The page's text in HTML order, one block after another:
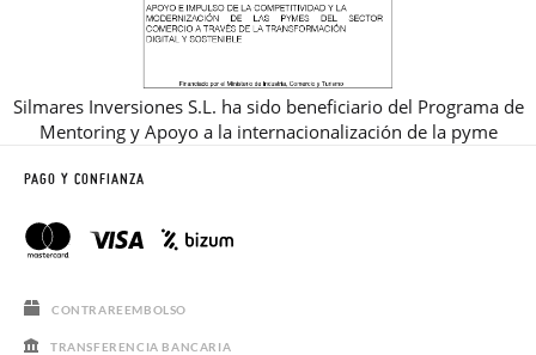
Silmares Inversiones S.L. ha sido beneficiario del Programa de
Mentoring y Apoyo a la internacionalización de la pyme
PAGO Y CONFIANZA
CONTRAREEMBOLSO
TRANSFERENCIA BANCARIA